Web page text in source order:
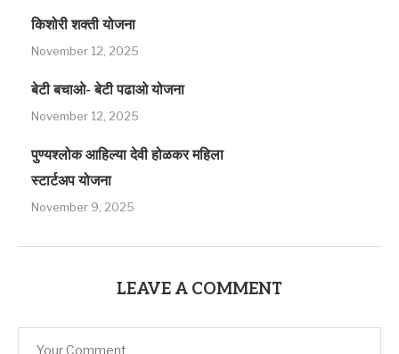
किशोरी शक्ती योजना
November 12, 2025
बेटी बचाओ- बेटी पढाओ योजना
November 12, 2025
पुण्यश्लोक आहिल्या देवी होळकर महिला
स्टार्टअप योजना
November 9, 2025
LEAVE A COMMENT